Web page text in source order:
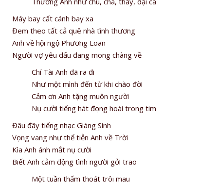
Máy bay cất cánh bay xa
Đem theo tất cả quê nhà tình thương
Anh về hội ngộ Phương Loan
Người vợ yêu dấu đang mong chàng về
Chí Tài Anh đã ra đi
Như một mình đến từ khi chào đời
Cảm ơn Anh tặng muôn người
Nụ cười tiếng hát đọng hoài trong tim
Đâu đây tiếng nhạc Giáng Sinh
Vọng vang như thể tiễn Anh về Trời
Kìa Anh ánh mắt nụ cười
Biết Anh cảm động tình người gởi trao
Một tuần thấm thoát trôi mau